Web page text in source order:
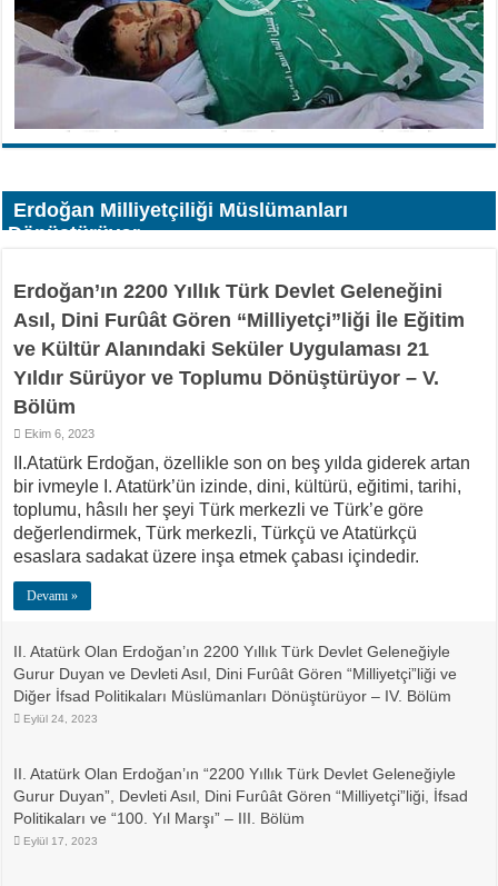
Erdoğan Milliyetçiliği Müslümanları
Dönüştürüyor
Erdoğan’ın 2200 Yıllık Türk Devlet Geleneğini
Asıl, Dini Furûât Gören “Milliyetçi”liği İle Eğitim
ve Kültür Alanındaki Seküler Uygulaması 21
Yıldır Sürüyor ve Toplumu Dönüştürüyor – V.
Bölüm
Ekim 6, 2023
II.Atatürk Erdoğan, özellikle son on beş yılda giderek artan
bir ivmeyle I. Atatürk’ün izinde, dini, kültürü, eğitimi, tarihi,
toplumu, hâsılı her şeyi Türk merkezli ve Türk’e göre
değerlendirmek, Türk merkezli, Türkçü ve Atatürkçü
esaslara sadakat üzere inşa etmek çabası içindedir.
Devamı »
II. Atatürk Olan Erdoğan’ın 2200 Yıllık Türk Devlet Geleneğiyle
Gurur Duyan ve Devleti Asıl, Dini Furûât Gören “Milliyetçi”liği ve
Diğer İfsad Politikaları Müslümanları Dönüştürüyor – IV. Bölüm
Eylül 24, 2023
II. Atatürk Olan Erdoğan’ın “2200 Yıllık Türk Devlet Geleneğiyle
Gurur Duyan”, Devleti Asıl, Dini Furûât Gören “Milliyetçi”liği, İfsad
Politikaları ve “100. Yıl Marşı” – III. Bölüm
Eylül 17, 2023